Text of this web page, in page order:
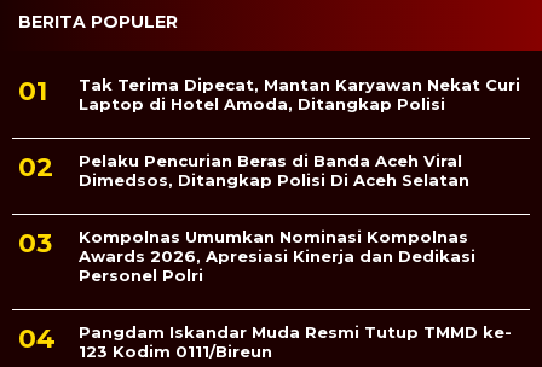
BERITA POPULER
Tak Terima Dipecat, Mantan Karyawan Nekat Curi
Laptop di Hotel Amoda, Ditangkap Polisi
Pelaku Pencurian Beras di Banda Aceh Viral
Dimedsos, Ditangkap Polisi Di Aceh Selatan
Kompolnas Umumkan Nominasi Kompolnas
Awards 2026, Apresiasi Kinerja dan Dedikasi
Personel Polri
Pangdam Iskandar Muda Resmi Tutup TMMD ke-
123 Kodim 0111/Bireun